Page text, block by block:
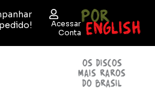
Acessar
Conta
POR
ENGLISH
OS discos
mais raros
do brasil